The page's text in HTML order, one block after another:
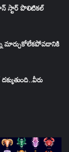
స్టార్ పొలిటికల్
మార్చుకోలేకపోవడానికి